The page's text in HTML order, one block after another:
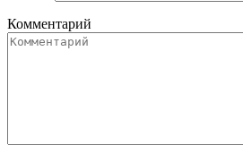
Комментарий